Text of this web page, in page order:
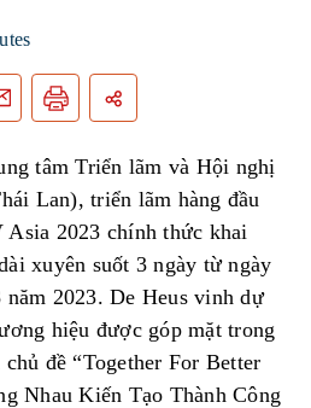
tâm Triển lãm và Hội nghị
Lan), triển lãm hàng đầu
2023 chính thức khai
xuyên suốt 3 ngày từ ngày
năm 2023. De Heus vinh dự
hiệu được góp mặt trong
đề “Together For Better
Nhau Kiến Tạo Thành Công